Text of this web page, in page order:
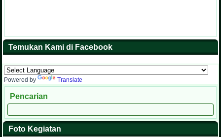
Temukan Kami di Facebook
Powered by Translate
Pencarian
Foto Kegiatan